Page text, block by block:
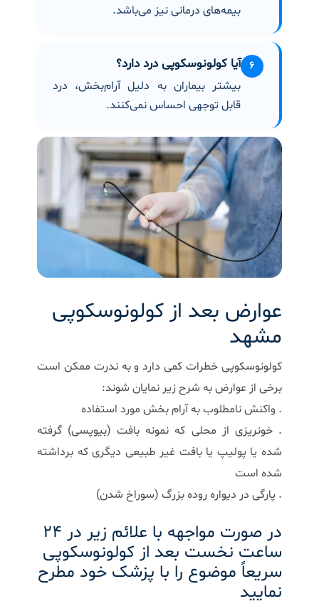
بیمه‌های درمانی نیز می‌باشد.
۶ آیا کولونوسکوپی درد دارد؟
بیشتر بیماران به دلیل آرام‌بخش، درد
قابل توجهی احساس نمی‌کنند.
عوارض بعد از کولونوسکوپی
مشهد
کولونوسکوپی خطرات کمی دارد و به ندرت ممکن است
برخی از عوارض به شرح زیر نمایان شوند:
. واکنش نامطلوب به آرام بخش مورد استفاده
. خونریزی از محلی که نمونه بافت (بیوپسی) گرفته
شده یا پولیپ یا بافت غیر طبیعی دیگری که برداشته
شده است
. پارگی در دیواره روده بزرگ (سوراخ شدن)
در صورت مواجهه با علائم زیر در 24
ساعت نخست بعد از کولونوسکوپی
سریعاً موضوع را با پزشک خود مطرح
نمایید